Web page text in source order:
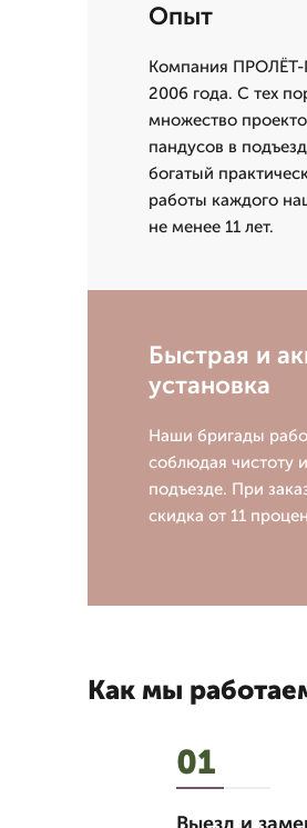
Опыт
Компания ПРОЛЁТ-
2006 года. С тех
множество
пандусов в
богатый
работы каждого
не менее 11 лет.
Быстрая и
установка
Наши бригады
соблюдая чистоту
подъезде. При
скидка от 11
Как мы
01